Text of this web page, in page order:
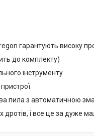
гарантують високу
до комплекту)
інструменту
пила з автоматичною
і все це за дуже